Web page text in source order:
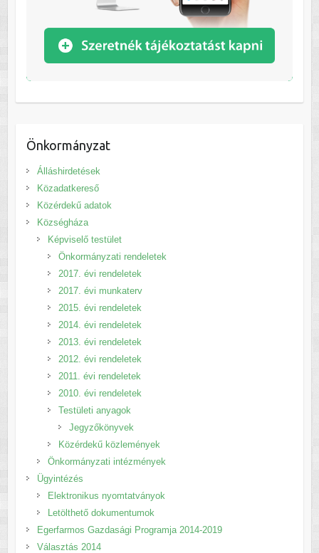
Önkormányzat
Álláshirdetések
Közadatkereső
Közérdekű adatok
Községháza
Képviselő testület
Önkormányzati rendeletek
2017. évi rendeletek
2017. évi munkaterv
2015. évi rendeletek
2014. évi rendeletek
2013. évi rendeletek
2012. évi rendeletek
2011. évi rendeletek
2010. évi rendeletek
Testületi anyagok
Jegyzőkönyvek
Közérdekű közlemények
Önkormányzati intézmények
Ügyintézés
Elektronikus nyomtatványok
Letölthető dokumentumok
Egerfarmos Gazdasági Programja 2014-2019
Választás 2014